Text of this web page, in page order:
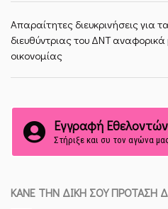
Απαραίτητες διευκρινήσεις για
διευθύντριας του ΔΝΤ
οικονομίας
Εγγραφή
Στήριξε και συ τον αγώνα
ΚΆΝΕ ΤΗΝ ΔΙΚΉ ΣΟΥ ΠΡΌΤΑΣΗ